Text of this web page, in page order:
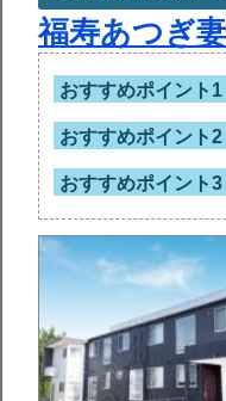
福寿あつぎ
おすすめポイント1
おすすめポイント2
おすすめポイント3